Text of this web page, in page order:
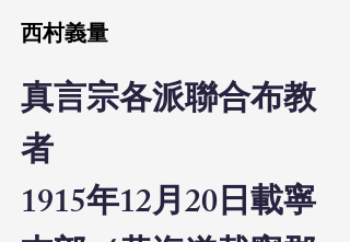
西村義量
真言宗各派聯合布教
者
1915年12月20日載寧